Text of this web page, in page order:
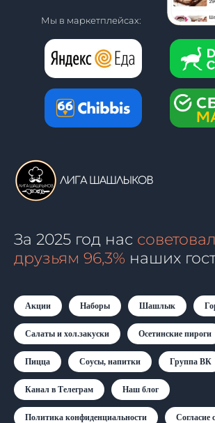
Мы в маркетплейсах:
За 2025 год нас
друзьям 96,3% наших
Акции Наборы Шашлык
Салаты и хол.закуски Осетинские пироги
Пицца Соусы, напитки Группа ВК
Канал в Телеграм Наш блог
Политика конфиденциальности Согласие